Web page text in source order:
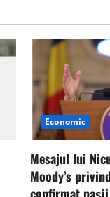
Economic
Mesajul lui
Moody’s